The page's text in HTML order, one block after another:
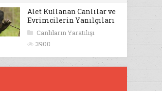
Alet Kullanan Canlılar ve
Evrimcilerin Yanılgıları
Canlıların Yaratılışı
3900